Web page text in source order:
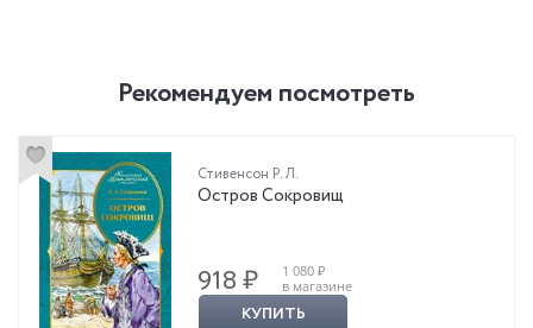
Рекомендуем посмотреть
Стивенсон Р. Л.
Остров Сокровищ
918 ₽
1 080 ₽
в магазине
КУПИТЬ